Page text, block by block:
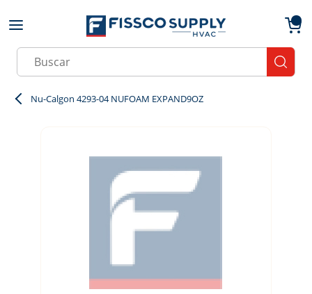
Skip to main content
Site Search
Nu-Calgon 4293-04 NUFOAM EXPAND9OZ